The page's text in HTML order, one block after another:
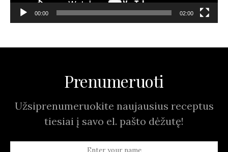
00:00 02:00
Prenumeruoti
Užsiprenumeruokite naujausius receptus
tiesiai į savo el. pašto dėžutę!